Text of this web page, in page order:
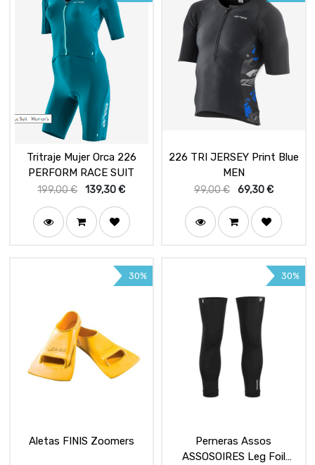
Tritraje Mujer Orca 226
PERFORM RACE SUIT
199,00€ 139,30€
226 TRI JERSEY Print Blue
MEN
99,00€ 69,30€
30%
Aletas FINIS Zoomers
30%
Perneras Assos
ASSOSOIRES Leg Foil